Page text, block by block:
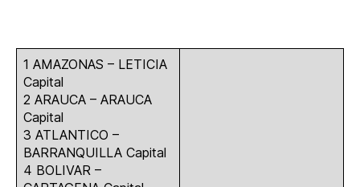
1 AMAZONAS – LETICIA
Capital
2 ARAUCA – ARAUCA
Capital
3 ATLANTICO –
BARRANQUILLA Capital
4 BOLIVAR –